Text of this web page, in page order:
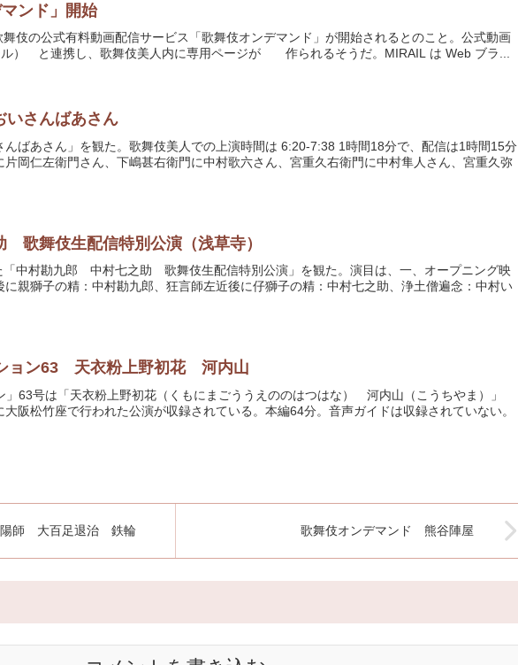
ンド」開始
伎の公式有料動画配信サービス「歌舞伎オンデマンド」が開始されるとのこと。公式動画
ル） と連携し、歌舞伎美人内に専用ページが 作られるそうだ。MIRAIL は Web ブラ...
いさんばあさん
ばあさん」を観た。歌舞伎美人での上演時間は 6:20-7:38 1時間18分で、配信は1時間15分
岡仁左衛門さん、下嶋甚右衛門に中村歌六さん、宮重久右衛門に中村隼人さん、宮重久弥
舞伎生配信特別公演（浅草寺）
「中村勘九郎 中村七之助 歌舞伎生配信特別公演」を観た。演目は、一、オープニング映
親獅子の精：中村勘九郎、狂言師左近後に仔獅子の精：中村七之助、浄土僧遍念：中村い
ョン63 天衣粉上野初花 河内山
」63号は「天衣粉上野初花（くもにまごううえののはつはな） 河内山（こうちやま）」
阪松竹座で行われた公演が収録されている。本編64分。音声ガイドは収録されていない。
陽師 大百足退治 鉄輪 歌舞伎オンデマンド 熊谷陣屋